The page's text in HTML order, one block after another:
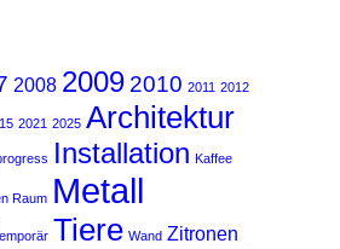
2008 2009 2010 2011 2012
2021 2025 Architektur
Installation Kaffee
Raum Metall
Tiere Wand Zitronen